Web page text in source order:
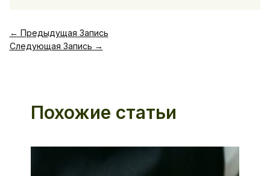
← Предыдущая Запись
Следующая Запись →
Похожие статьи